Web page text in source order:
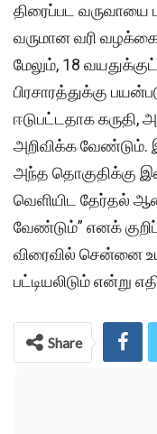
திரைப்பட வருவாயை
வருமான வரி
மேலும், 18
பிரசாரத்துக்கு
ஈடுபட்டதாக
அறிவிக்க வேண்டும்.
அந்த தொகுதிக்கு
வெளியிட தேர்தல்
வேண்டும்” எனக்
விரைவில் சென்னை
பட்டியலிடும் என்று
Share